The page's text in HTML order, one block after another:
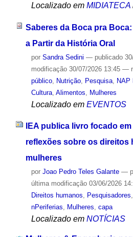
Localizado em MIDIATECA
Saberes da Boca pra
a Partir da História Oral
por Sandra Sedini — publicado
modificação30/07/2026 13:45 —
público, Nutrição, Pesquisa, NAP
Cultura, Alimentos Mulheres
Localizado em EVENTOS
IEA publica livro focado
reflexões sobre os direitos
mulheres
por Joao Pedro Teles Galante —
última modificação03/06/2026
Direitos humanos, Pesquisadores,
nPeriferias, Mulheres, capa
Localizado em NOTÍCIAS